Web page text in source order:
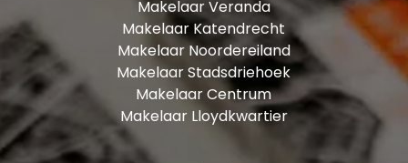
Makelaar Veranda
Makelaar Katendrecht
Makelaar Noordereiland
Makelaar Stadsdriehoek
Makelaar Centrum
Makelaar Lloydkwartier